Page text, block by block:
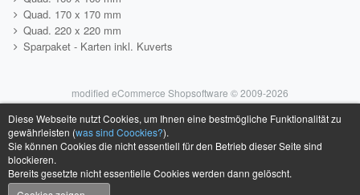
Diese Webseite nutzt Cookies, um Ihnen eine bestmögliche Funktionalität zu
gewährleisten (was sind Coockies?).
Sie können Cookies die nicht essentiell für den Betrieb dieser Seite sind
blockieren.
Bereits gesetzte nicht essentielle Cookies werden dann gelöscht.
Quad. 170 x 170 mm
Quad. 220 x 220 mm
Sparpaket - Karten inkl. Kuverts
modified eCommerce Shopsoftware © 2009-2026